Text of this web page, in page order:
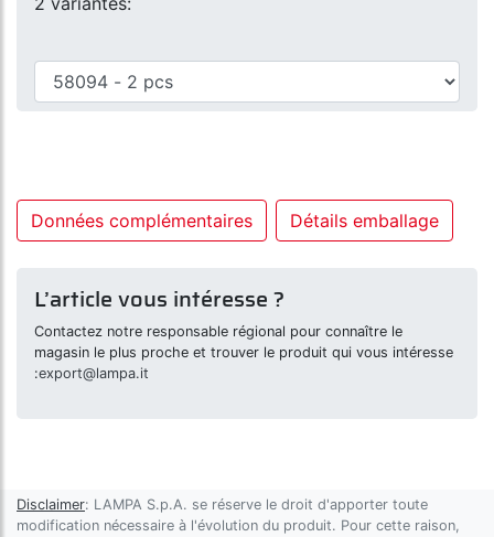
Données complémentaires Détails emballage
L’article vous intéresse ?
Contactez notre responsable régional pour connaître le
magasin le plus proche et trouver le produit qui vous intéresse
:export@lampa.it
Disclaimer: LAMPA S.p.A. se réserve le droit d'apporter toute
modification nécessaire à l'évolution du produit. Pour cette raison,